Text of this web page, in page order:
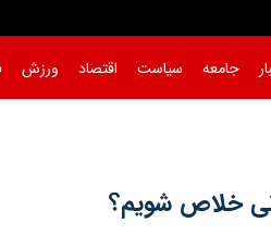
جامعه سیاست اقتصاد ورزش
خلاص شویم؟